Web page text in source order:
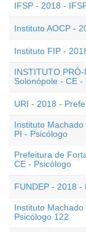
IFSP - 2018 -
Instituto AOCP -
Instituto FIP -
INSTITUTO
Solonópole - CE -
URI - 2018 -
Instituto
PI - Psicólogo
Prefeitura de
CE - Psicólogo
FUNDEP - 2018
Instituto
Psicólogo 122